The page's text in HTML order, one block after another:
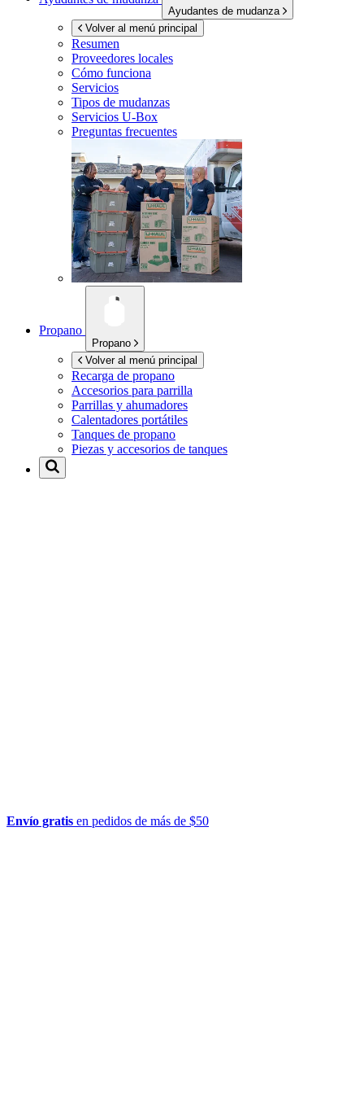
Ayudantes de mudanza
Volver al menú principal
Resumen
Proveedores locales
Cómo funciona
Servicios
Tipos de mudanzas
Servicios U-Box
Preguntas frecuentes
Propano
Propano
Volver al menú principal
Recarga de propano
Accesorios para parrilla
Parrillas y ahumadores
Calentadores portátiles
Tanques de propano
Piezas y accesorios de tanques
Envío gratis en pedidos de más de $50